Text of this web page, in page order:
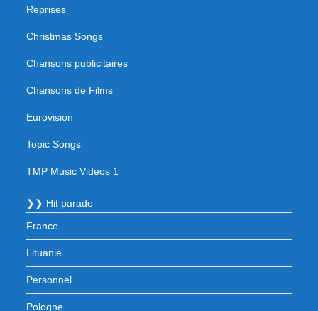
Reprises
Christmas Songs
Chansons publicitaires
Chansons de Films
Eurovision
Topic Songs
TMP Music Videos 1
❯❯ Hit parade
France
Lituanie
Personnel
Pologne